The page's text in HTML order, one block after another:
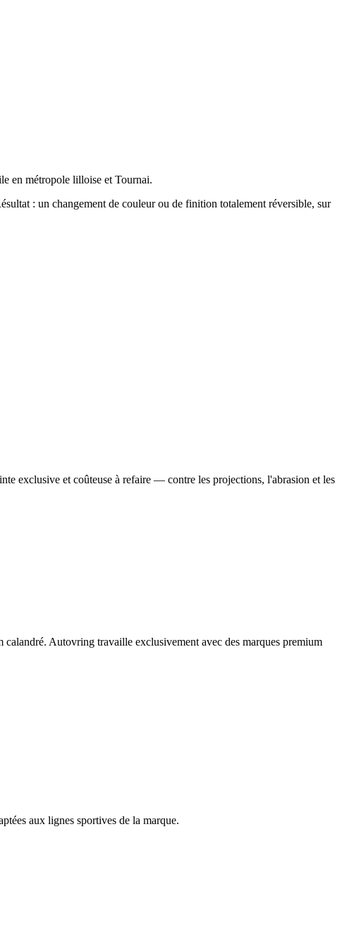
en métropole lilloise et Tournai.
: un changement de couleur ou de finition totalement réversible, sur
exclusive et coûteuse à refaire — contre les projections, l'abrasion et les
Autovring travaille exclusivement avec des marques premium
aux lignes sportives de la marque.